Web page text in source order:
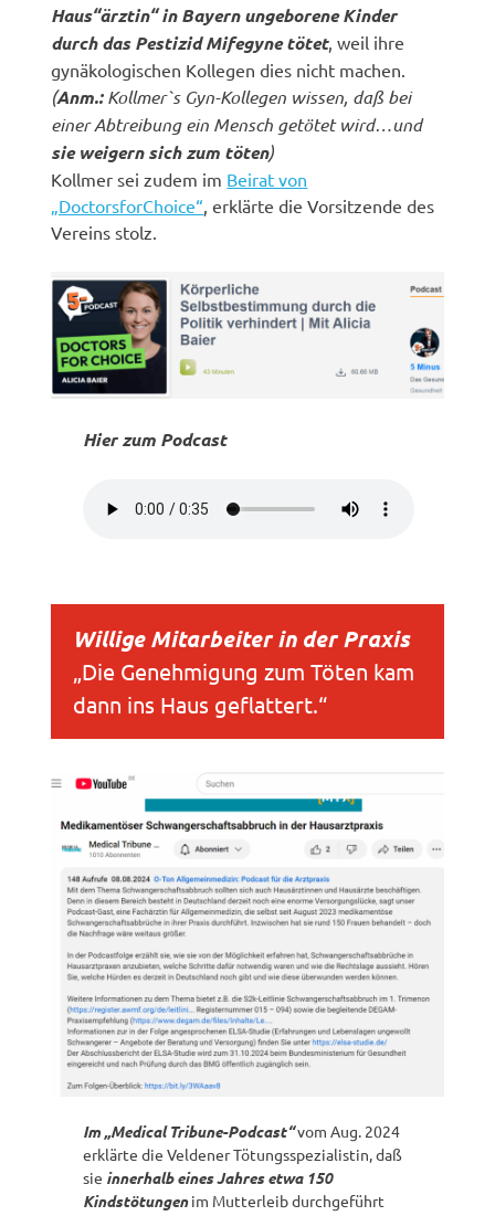
Haus“ärztin“ in Bayern ungeborene Kinder
durch das Pestizid Mifegyne tötet, weil ihre
gynäkologischen Kollegen dies nicht machen.
(Anm.:Kollmer`s Gyn-Kollegen wissen, daß bei
einer Abtreibung ein Mensch getötet wird…und
sie weigern sich zum töten)
Kollmer sei zudem im Beirat von
„DoctorsforChoice“ , erklärte die Vorsitzende des
Vereins stolz.
Hier zum Podcast
Willige Mitarbeiter in der Praxis
„Die Genehmigung zum Töten kam
dann ins Haus geflattert.“
Im „Medical Tribune-Podcast“vom Aug. 2024
erklärte die Veldener Tötungsspezialistin, daß
sie innerhalb eines Jahres etwa 150
Kindstötungenim Mutterleib durchgeführt